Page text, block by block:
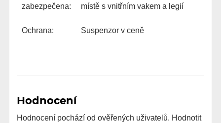
zabezpečena:
místě s vnitřním vakem a legií
Ochrana: Suspenzor v ceně
Hodnocení
Hodnocení pochází od ověřených uživatelů. Hodnotit